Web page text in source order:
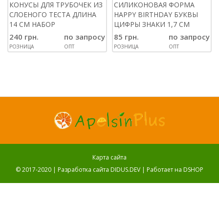
КОНУСЫ ДЛЯ ТРУБОЧЕК ИЗ
СЛОЕНОГО ТЕСТА ДЛИНА
14 СМ НАБОР
240 грн.
РОЗНИЦА
по запросу
ОПТ
СИЛИКОНОВАЯ ФОРМА
НAPPY BIRTHDAY БУКВЫ
ЦИФРЫ ЗНАКИ 1,7 СМ
85 грн.
РОЗНИЦА
по запросу
ОПТ
Карта сайта
© 2017-2020 | Разработка сайта DIDUS.DEV | Работает на DSHOP